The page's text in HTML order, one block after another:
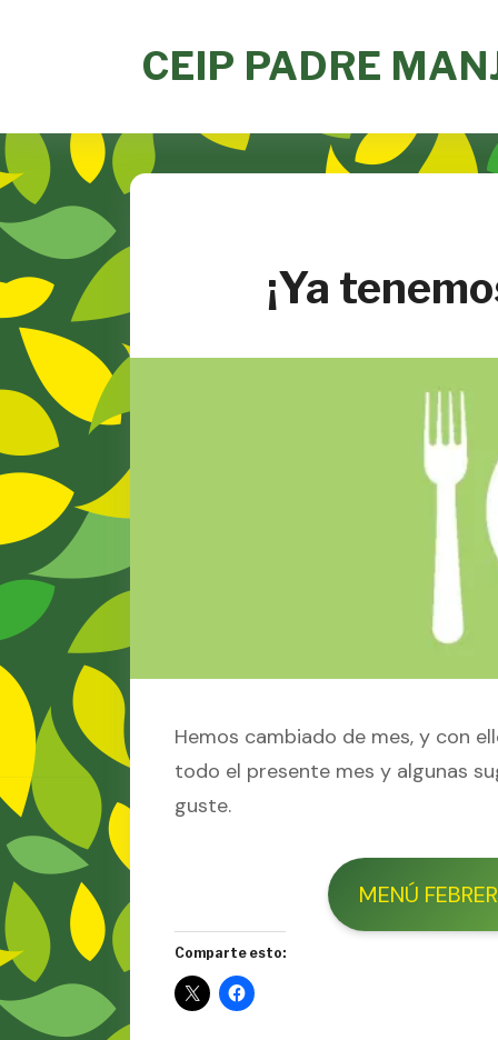
CEIP PADRE
¡Ya
Hemos cambiado de mes, y con
todo el presente mes y algunas
guste.
MENÚ
Comparte esto: